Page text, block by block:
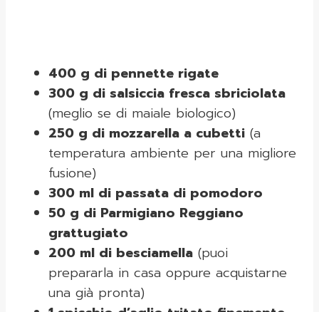
400 g di pennette rigate
300 g di salsiccia fresca sbriciolata
(meglio se di maiale biologico)
250 g di mozzarella a cubetti (a
temperatura ambiente per una migliore
fusione)
300 ml di passata di pomodoro
50 g di Parmigiano Reggiano
grattugiato
200 ml di besciamella (puoi
prepararla in casa oppure acquistarne
una già pronta)